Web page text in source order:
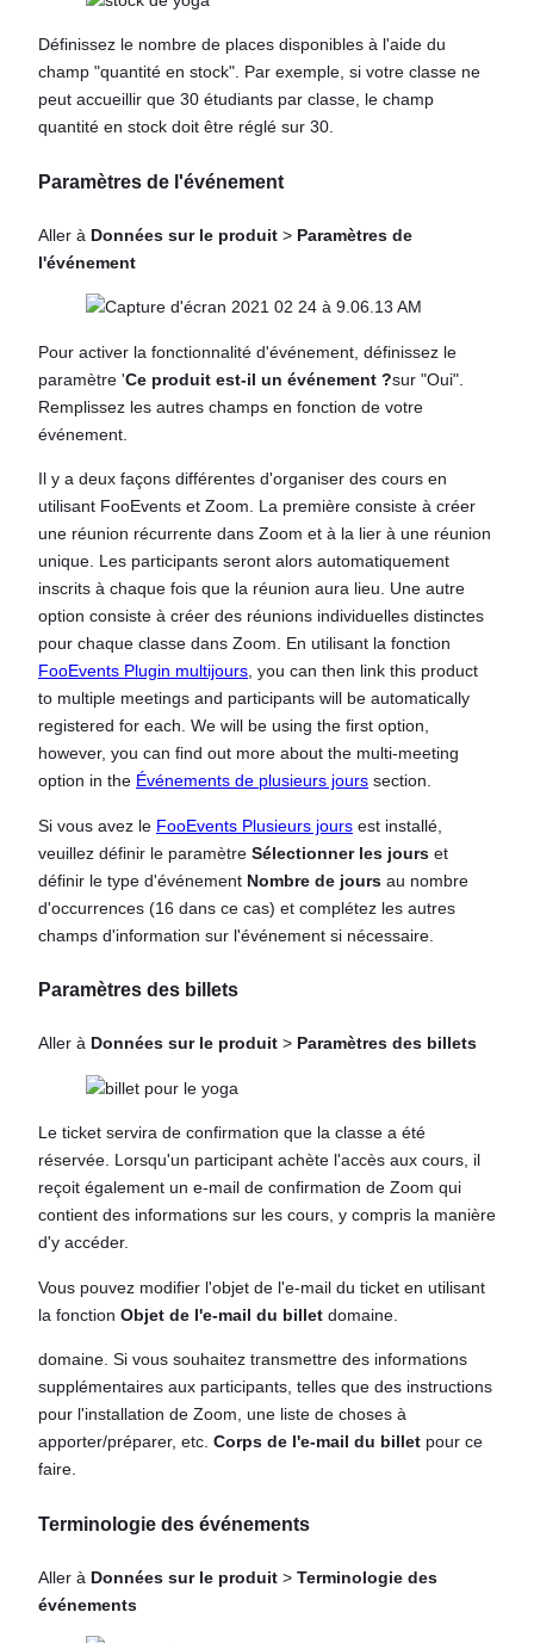
Définissez le nombre de places disponibles à l'aide du
champ "quantité en stock". Par exemple, si votre classe ne
peut accueillir que 30 étudiants par classe, le champ
quantité en stock doit être réglé sur 30.
Paramètres de l'événement
Aller à Données sur le produit > Paramètres de
l'événement
Pour activer la fonctionnalité d'événement, définissez le
paramètre 'Ce produit est-il un événement ?sur "Oui".
Remplissez les autres champs en fonction de votre
événement.
Il y a deux façons différentes d'organiser des cours en
utilisant FooEvents et Zoom. La première consiste à créer
une réunion récurrente dans Zoom et à la lier à une réunion
unique. Les participants seront alors automatiquement
inscrits à chaque fois que la réunion aura lieu. Une autre
option consiste à créer des réunions individuelles distinctes
pour chaque classe dans Zoom. En utilisant la fonction
FooEvents Plugin multijours , you can then link this product
to multiple meetings and participants will be automatically
registered for each. We will be using the first option,
however, you can find out more about the multi-meeting
option in the Événements de plusieurs jours section.
Si vous avez le FooEvents Plusieurs jours est installé,
veuillez définir le paramètre Sélectionner les jours et
définir le type d'événement Nombre de jours au nombre
d'occurrences (16 dans ce cas) et complétez les autres
champs d'information sur l'événement si nécessaire.
Paramètres des billets
Aller à Données sur le produit > Paramètres des billets
Le ticket servira de confirmation que la classe a été
réservée. Lorsqu'un participant achète l'accès aux cours, il
reçoit également un e-mail de confirmation de Zoom qui
contient des informations sur les cours, y compris la manière
d'y accéder.
Vous pouvez modifier l'objet de l'e-mail du ticket en utilisant
la fonction Objet de l'e-mail du billet domaine.
domaine. Si vous souhaitez transmettre des informations
supplémentaires aux participants, telles que des instructions
pour l'installation de Zoom, une liste de choses à
apporter/préparer, etc. Corps de l'e-mail du billet pour ce
faire.
Terminologie des événements
Aller à Données sur le produit > Terminologie des
événements